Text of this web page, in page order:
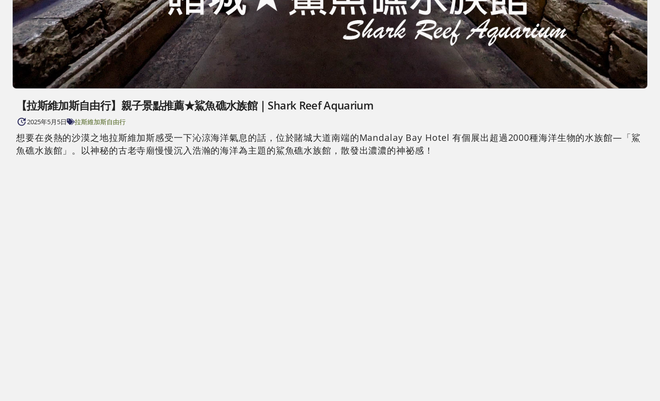
【拉斯維加斯自由行】親子景點推薦★鯊魚礁水族館｜Shark Reef Aquarium
2025年5月5日 拉斯維加斯自由行
想要在炎熱的沙漠之地拉斯維加斯感受一下沁涼海洋氣息的話，位於賭城大道南端的Mandalay Bay Hotel 有個展出超過2000種海洋生物的水族館—「鯊
魚礁水族館」。以神秘的古老寺廟慢慢沉入浩瀚的海洋為主題的鯊魚礁水族館，散發出濃濃的神祕感！